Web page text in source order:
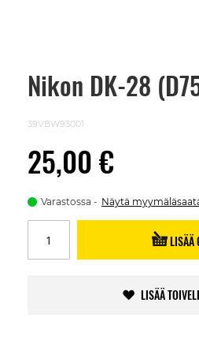
Nikon DK-28
39VBW93001
25,00 €
Varastossa Näytä
LISÄÄ
LISÄÄ
Skip
images
gallery